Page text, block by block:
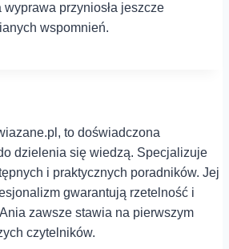
przyniosła jeszcze
wspomnień.
to doświadczona
dzielenia się wiedzą. Specjalizuje
i praktycznych poradników. Jej
gwarantują rzetelność i
zawsze stawia na pierwszym
czytelników.